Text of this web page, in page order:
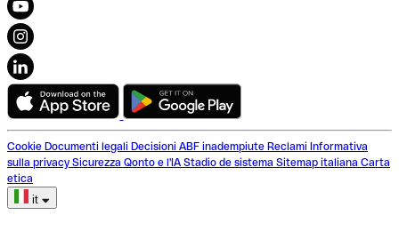
Cookie Documenti legali Decisioni ABF inadempiute Reclami Informativa
sulla privacy Sicurezza Qonto e l'IA Stadio de sistema Sitemap italiana Carta
etica
it